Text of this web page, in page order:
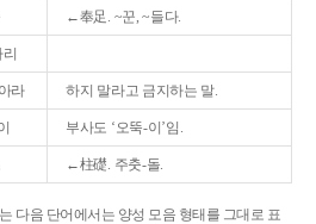
←奉足. ~꾼, ~들다.
라 하지 말라고 금지하는 말.
부사도 ‘오뚝-이’임.
←柱礎. 주춧-돌.
다음 단어에서는 양성 모음 형태를 그대로 표